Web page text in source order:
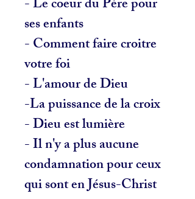
- Le coeur du Père pour
ses enfants
- Comment faire croitre
votre foi
- L'amour de Dieu
-La puissance de la croix
- Dieu est lumière
- Il n'y a plus aucune
condamnation pour ceux
qui sont en Jésus-Christ